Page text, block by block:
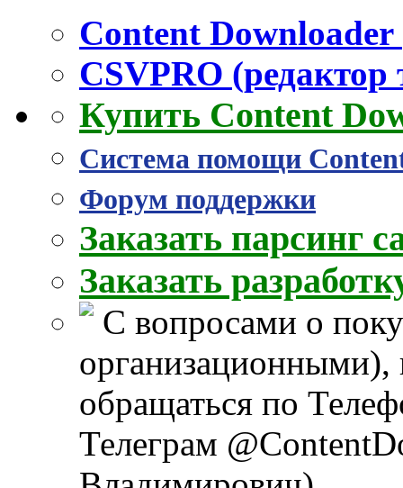
Content Downloader
CSVPRO (редактор
Купить Content
Система помощи
Форум поддержки
Заказать парсинг
Заказать
С вопросами о
обращаться по
Телеграм